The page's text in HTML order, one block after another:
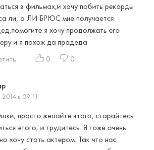
в фильмах,и хочу побить рекорды
ли, а ЛИ БРЮС мне получается
я хочу продолжать его
и я похож да прадеда
0 0
в 09:11
просто желайте этого, старайтесь
этого, и трудитесь. Я тоже очень
хочу стать актером. Так что нас